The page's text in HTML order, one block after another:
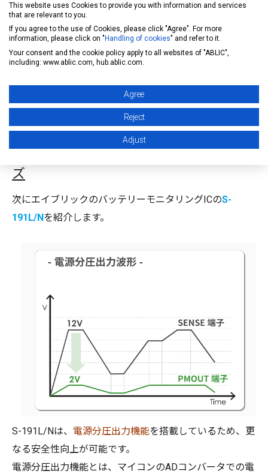
ズ
次にエイブリックのバッテリーモニタリングICのS-
191L/Nを紹介します。
S-191L/Nは、 電源分圧出力機能を搭載しているため、更
なる安全性向上が可能です。
電源分圧出力機能とは、マイコンのADコンバータでの電
This website uses Cookies to provide you with information and services
that are relevant to you.
If you agree to the use of Cookies, please click "Agree". For more
information, please click on "Handling of cookies" and refer to it.
Your consent and the cookie policy apply to all websites of "ABLIC",
including: www.ablic.com, hub.ablic.com.
Agree
Reject
Adjust